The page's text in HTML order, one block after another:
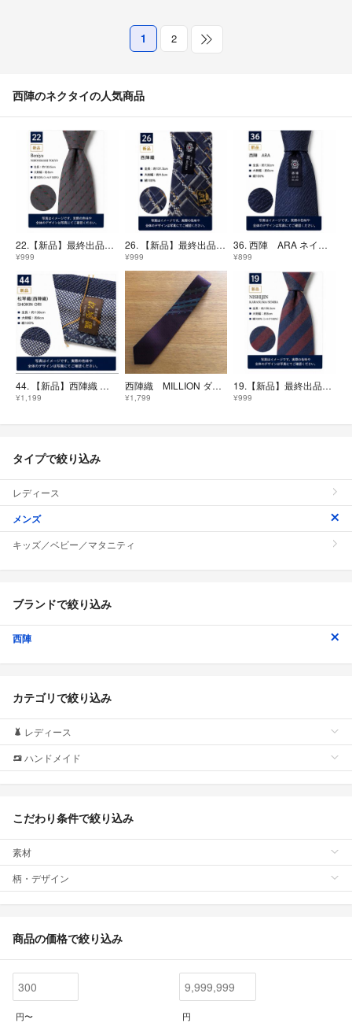
1 2
西陣のネクタイの人気商品
22.【新品】最終出品！！8月8日までの限定販売！！Beniya 西陣織 グレー ストライプ柄 シルク100% ネクタイ
¥999
26. 【新品】最終出品！！8月8日までの限定販売！！西陣織 シルク100% ネイビー チェック柄 総柄 ネクタイ
¥999
36. 西陣 ARA ネイビー 無地調 絹 ネクタイ 日本製
¥899
44. 【新品】西陣織 松琴織 シルクネクタイ 青 市松柄 和柄 絹100%
¥1,199
西陣織 MILLION ダークレッド ネクタイ D-XT 8032
¥1,799
19.【新品】最終出品！！8月8日までの限定販売！！西陣織 シルク100% ネイビー ボルドー チェック柄 ネクタイ
¥999
タイプで絞り込み
レディース
メンズ
キッズ／ベビー／マタニティ
ブランドで絞り込み
西陣
カテゴリで絞り込み
レディース
ハンドメイド
こだわり条件で絞り込み
素材
柄・デザイン
商品の価格で絞り込み
円〜 円